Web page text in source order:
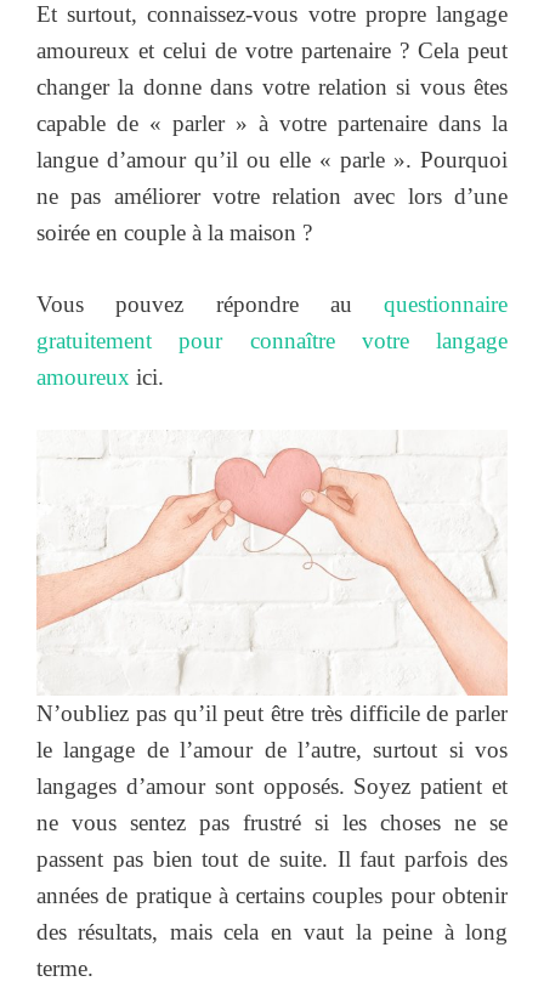
Et surtout, connaissez-vous votre propre langage
amoureux et celui de votre partenaire ? Cela peut
changer la donne dans votre relation si vous êtes
capable de « parler » à votre partenaire dans la
langue d’amour qu’il ou elle « parle ». Pourquoi
ne pas améliorer votre relation avec lors d’une
soirée en couple à la maison ?
Vous pouvez répondre au questionnaire
gratuitement pour connaître votre langage
amoureux ici.
N’oubliez pas qu’il peut être très difficile de parler
le langage de l’amour de l’autre, surtout si vos
langages d’amour sont opposés. Soyez patient et
ne vous sentez pas frustré si les choses ne se
passent pas bien tout de suite. Il faut parfois des
années de pratique à certains couples pour obtenir
des résultats, mais cela en vaut la peine à long
terme.